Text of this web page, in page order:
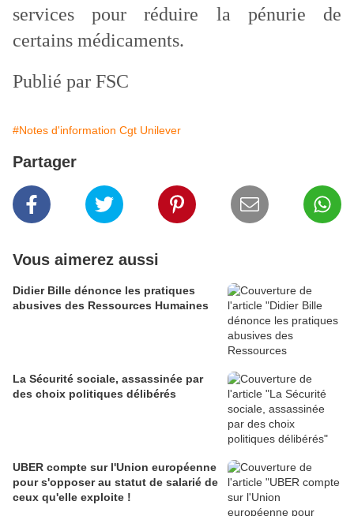
services pour réduire la pénurie de
certains médicaments.
Publié par FSC
#Notes d'information Cgt Unilever
Partager
Vous aimerez aussi
Didier Bille dénonce les pratiques
abusives des Ressources Humaines
La Sécurité sociale, assassinée par
des choix politiques délibérés
UBER compte sur l'Union européenne
pour s'opposer au statut de salarié de
ceux qu'elle exploite !